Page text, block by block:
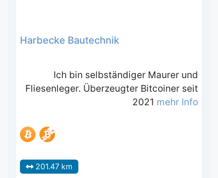
Harbecke Bautechnik
Ich bin selbständiger Maurer und
Fliesenleger. Überzeugter Bitcoiner seit
2021 mehr Info
201.47 km